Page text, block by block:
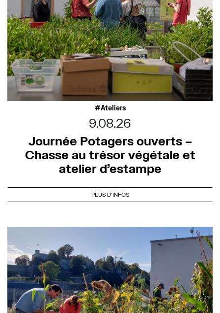
Ateliers
9.08.26
Journée Potagers ouverts –
Chasse au trésor végétale et
atelier d’estampe
PLUS D'INFOS